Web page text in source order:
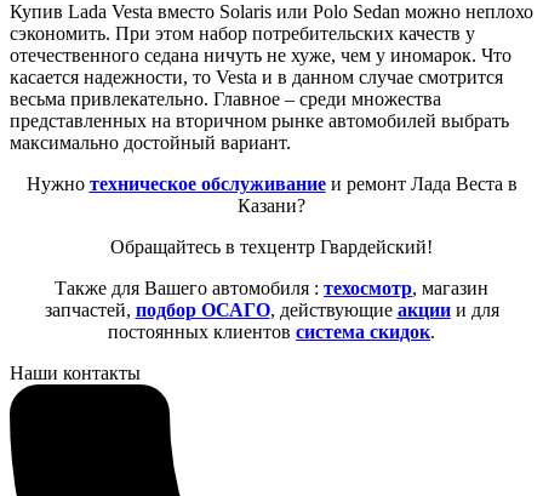
Купив Lada Vesta вместо Solaris или Polo Sedan можно неплохо
сэкономить. При этом набор потребительских качеств у
отечественного седана ничуть не хуже, чем у иномарок. Что
касается надежности, то Vesta и в данном случае смотрится
весьма привлекательно. Главное – среди множества
представленных на вторичном рынке автомобилей выбрать
максимально достойный вариант.
Нужно техническое обслуживаниеи ремонт Лада Веста в
Казани?
Обращайтесь в техцентр Гвардейский!
Также для Вашего автомобиля : техосмотр, магазин
запчастей, подбор ОСАГО, действующие акциии для
постоянных клиентов система скидок.
Наши контакты